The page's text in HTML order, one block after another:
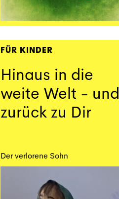
FÜR KINDER
Hinaus in die
weite Welt - und
zurück zu Dir
Der verlorene Sohn